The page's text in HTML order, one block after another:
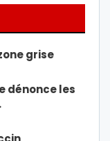
grise
dénonce les